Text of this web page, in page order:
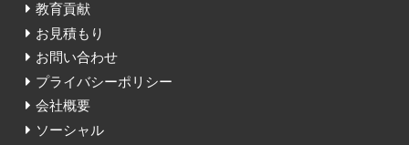
教育貢献
お見積もり
お問い合わせ
プライバシーポリシー
会社概要
ソーシャル